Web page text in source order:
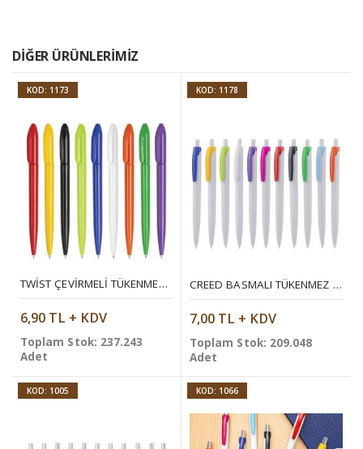
DIĞER ÜRÜNLERIMIZ
KOD: 1173
TWIST ÇEVIRMELI TÜKENMEZ KALEM
6,90 TL + KDV
Toplam Stok: 237.243
Adet
KOD: 1178
CREED BASMALI TÜKENMEZ KALEM
7,00 TL + KDV
Toplam Stok: 209.048
Adet
KOD: 1005 KOD: 1066